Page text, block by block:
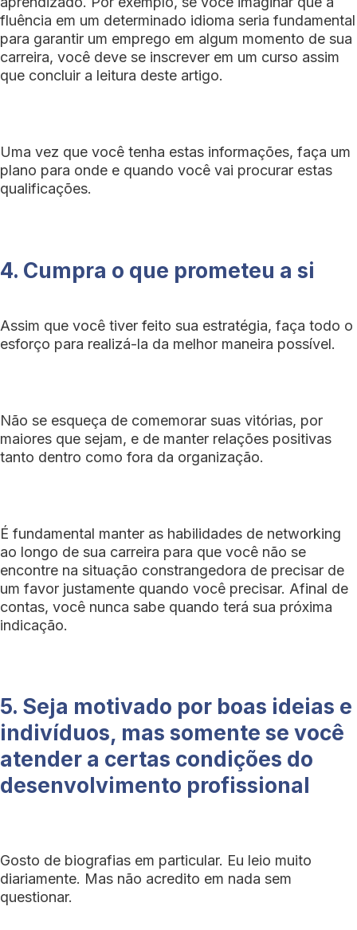
fluência em um determinado idioma seria fundamental
para garantir um emprego em algum momento de sua
carreira, você deve se inscrever em um curso assim
que concluir a leitura deste artigo.
Uma vez que você tenha estas informações, faça um
plano para onde e quando você vai procurar estas
qualificações.
4. Cumpra o que prometeu a si
Assim que você tiver feito sua estratégia, faça todo o
esforço para realizá-la da melhor maneira possível.
Não se esqueça de comemorar suas vitórias, por
maiores que sejam, e de manter relações positivas
tanto dentro como fora da organização.
É fundamental manter as habilidades de networking
ao longo de sua carreira para que você não se
encontre na situação constrangedora de precisar de
um favor justamente quando você precisar. Afinal de
contas, você nunca sabe quando terá sua próxima
indicação.
5. Seja motivado por boas ideias e
indivíduos, mas somente se você
atender a certas condições do
desenvolvimento profissional
Gosto de biografias em particular. Eu leio muito
diariamente. Mas não acredito em nada sem
questionar.